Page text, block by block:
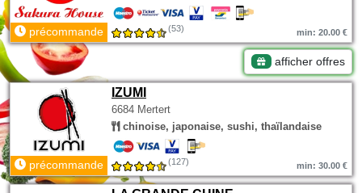
précommande (53) min: 20.00 €
afficher offres
IZUMI
6684 Mertert
chinoise, japonaise, sushi, thaïlandaise
précommande (127) min: 30.00 €